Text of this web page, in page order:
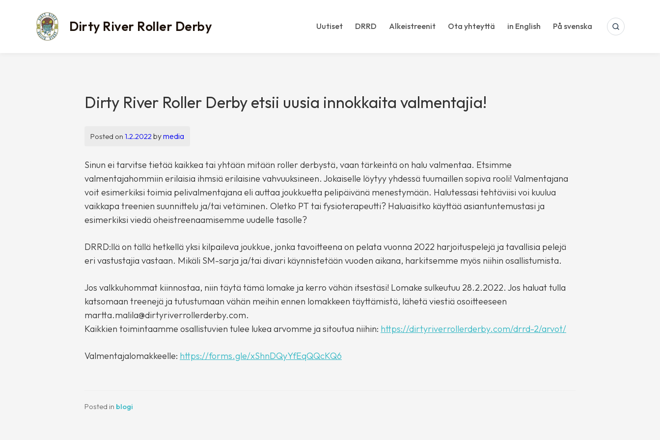
Dirty River Roller Derby Uutiset DRRD Alkeistreenit Ota yhteyttä in English På svenska SEARCH
Dirty River Roller Derby etsii uusia innokkaita valmentajia!
Posted on 1.2.2022bymedia
Sinun ei tarvitse tietää kaikkea tai yhtään mitään roller derbystä, vaan tärkeintä on halu valmentaa. Etsimme
valmentajahommiin erilaisia ihmsiä erilaisine vahvuuksineen. Jokaiselle löytyy yhdessä tuumaillen sopiva rooli! Valmentajana
voit esimerkiksi toimia pelivalmentajana eli auttaa joukkuetta pelipäivänä menestymään. Halutessasi tehtäviisi voi kuulua
vaikkapa treenien suunnittelu ja/tai vetäminen. Oletko PT tai fysioterapeutti? Haluaisitko käyttää asiantuntemustasi ja
esimerkiksi viedä oheistreenaamisemme uudelle tasolle?
DRRD:llä on tällä hetkellä yksi kilpaileva joukkue, jonka tavoitteena on pelata vuonna 2022 harjoituspelejä ja tavallisia pelejä
eri vastustajia vastaan. Mikäli SM-sarja ja/tai divari käynnistetään vuoden aikana, harkitsemme myös niihin osallistumista.
Jos valkkuhommat kiinnostaa, niin täytä tämä lomake ja kerro vähän itsestäsi! Lomake sulkeutuu 28.2.2022. Jos haluat tulla
katsomaan treenejä ja tutustumaan vähän meihin ennen lomakkeen täyttämistä, lähetä viestiä osoitteeseen
martta.malila@dirtyriverrollerderby.com.
Kaikkien toimintaamme osallistuvien tulee lukea arvomme ja sitoutua niihin: https://dirtyriverrollerderby.com/drrd-2/arvot/
Valmentajalomakkeelle: https://forms.gle/xShnDQyYfEqQQcKQ6
Posted in blogi